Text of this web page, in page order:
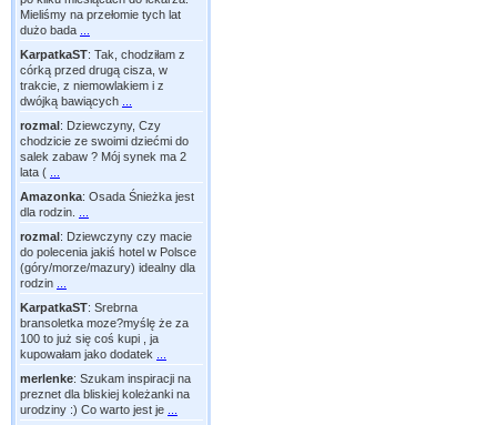
Mieliśmy na przełomie tych lat
dużo bada
KarpatkaST: Tak, chodziłam z
córką przed drugą cisza, w
trakcie, z niemowlakiem i z
dwójką bawiących
rozmal: Dziewczyny, Czy
chodzicie ze swoimi dziećmi do
salek zabaw ? Mój synek ma 2
lata (
Amazonka: Osada Śnieżka jest
dla rodzin.
rozmal: Dziewczyny czy macie
do polecenia jakiś hotel w Polsce
(góry/morze/mazury) idealny dla
rodzin
KarpatkaST: Srebrna
bransoletka moze?myślę że za
100 to już się coś kupi , ja
kupowałam jako dodatek
merlenke: Szukam inspiracji na
preznet dla bliskiej koleżanki na
urodziny :) Co warto jest je